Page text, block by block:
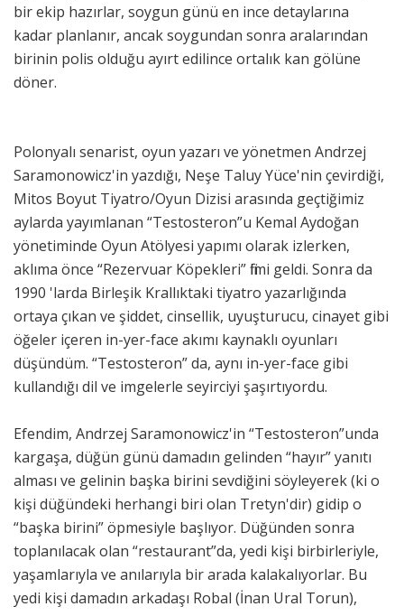
bir ekip hazırlar, soygun günü en ince detaylarına
kadar planlanır, ancak soygundan sonra aralarından
birinin polis olduğu ayırt edilince ortalık kan gölüne
döner.
Polonyalı senarist, oyun yazarı ve yönetmen Andrzej
Saramonowicz'in yazdığı, Neşe Taluy Yüce'nin çevirdiği,
Mitos Boyut Tiyatro/Oyun Dizisi arasında geçtiğimiz
aylarda yayımlanan “Testosteron”u Kemal Aydoğan
yönetiminde Oyun Atölyesi yapımı olarak izlerken,
aklıma önce “Rezervuar Köpekleri” filmi geldi. Sonra da
1990 'larda Birleşik Krallıktaki tiyatro yazarlığında
ortaya çıkan ve şiddet, cinsellik, uyuşturucu, cinayet gibi
öğeler içeren in-yer-face akımı kaynaklı oyunları
düşündüm. “Testosteron” da, aynı in-yer-face gibi
kullandığı dil ve imgelerle seyirciyi şaşırtıyordu.
Efendim, Andrzej Saramonowicz'in “Testosteron”unda
kargaşa, düğün günü damadın gelinden “hayır” yanıtı
alması ve gelinin başka birini sevdiğini söyleyerek (ki o
kişi düğündeki herhangi biri olan Tretyn'dir) gidip o
“başka birini” öpmesiyle başlıyor. Düğünden sonra
toplanılacak olan “restaurant”da, yedi kişi birbirleriyle,
yaşamlarıyla ve anılarıyla bir arada kalakalıyorlar. Bu
yedi kişi damadın arkadaşı Robal (İnan Ural Torun),